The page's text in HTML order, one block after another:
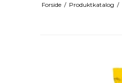
Forside / Produktkatalog /